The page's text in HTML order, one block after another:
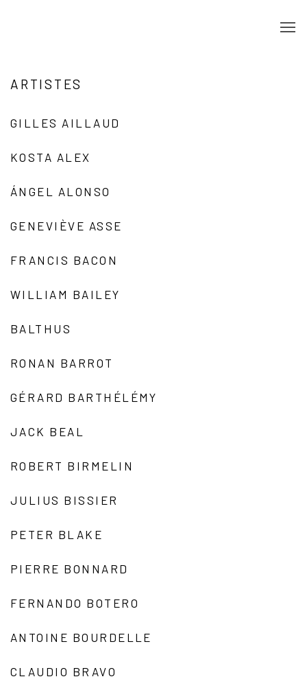
ARTISTES
GILLES AILLAUD
KOSTA ALEX
ÁNGEL ALONSO
GENEVIÈVE ASSE
FRANCIS BACON
WILLIAM BAILEY
BALTHUS
RONAN BARROT
GÉRARD BARTHÉLÉMY
JACK BEAL
ROBERT BIRMELIN
JULIUS BISSIER
PETER BLAKE
PIERRE BONNARD
FERNANDO BOTERO
ANTOINE BOURDELLE
CLAUDIO BRAVO